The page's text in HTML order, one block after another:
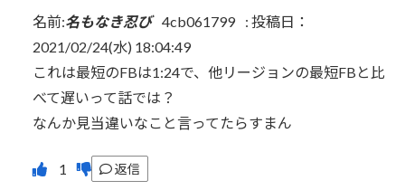
名前:名もなき忍び 4cb061799 : 投稿日：
2021/02/24(水) 18:04:49
これは最短のFBは1:24で、他リージョンの最短FBと比
べて遅いって話では？
なんか見当違いなこと言ってたらすまん
返信